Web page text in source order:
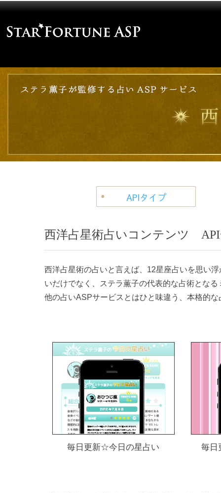
西洋占星術占いコンテンツ
西洋占星術の占いと言えば、12星座占いを思い
いだけでなく、ステラ薫子の代表的な占術とな
他の占いASPサービスとはひと味違う、本格的
毎日更新☆今日の星占い 毎日